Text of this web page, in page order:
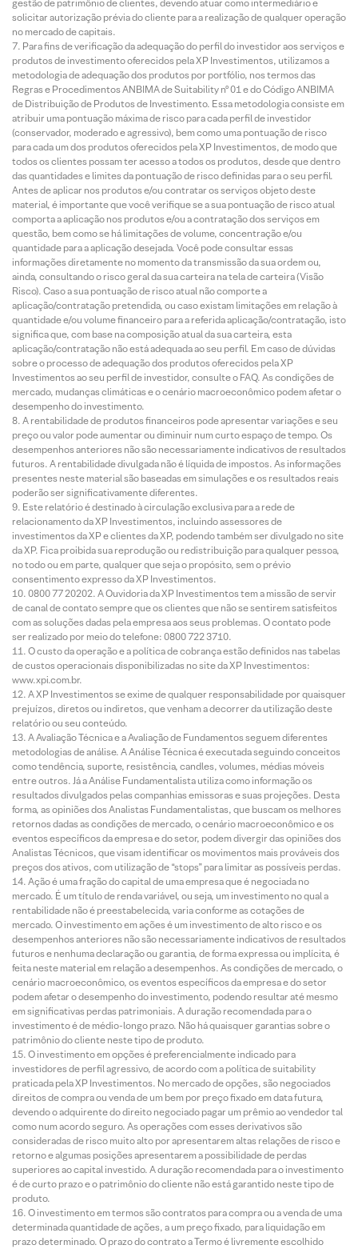
gestão de patrimônio de clientes, devendo atuar como intermediário e
solicitar autorização prévia do cliente para a realização de qualquer operação
no mercado de capitais.
Para fins de verificação da adequação do perfil do investidor aos serviços e
produtos de investimento oferecidos pela XP Investimentos, utilizamos a
metodologia de adequação dos produtos por portfólio, nos termos das
Regras e Procedimentos ANBIMA de Suitability nº 01 e do Código ANBIMA
de Distribuição de Produtos de Investimento. Essa metodologia consiste em
atribuir uma pontuação máxima de risco para cada perfil de investidor
(conservador, moderado e agressivo), bem como uma pontuação de risco
para cada um dos produtos oferecidos pela XP Investimentos, de modo que
todos os clientes possam ter acesso a todos os produtos, desde que dentro
das quantidades e limites da pontuação de risco definidas para o seu perfil.
Antes de aplicar nos produtos e/ou contratar os serviços objeto deste
material, é importante que você verifique se a sua pontuação de risco atual
comporta a aplicação nos produtos e/ou a contratação dos serviços em
questão, bem como se há limitações de volume, concentração e/ou
quantidade para a aplicação desejada. Você pode consultar essas
informações diretamente no momento da transmissão da sua ordem ou,
ainda, consultando o risco geral da sua carteira na tela de carteira (Visão
Risco). Caso a sua pontuação de risco atual não comporte a
aplicação/contratação pretendida, ou caso existam limitações em relação à
quantidade e/ou volume financeiro para a referida aplicação/contratação, isto
significa que, com base na composição atual da sua carteira, esta
aplicação/contratação não está adequada ao seu perfil. Em caso de dúvidas
sobre o processo de adequação dos produtos oferecidos pela XP
Investimentos ao seu perfil de investidor, consulte o FAQ. As condições de
mercado, mudanças climáticas e o cenário macroeconômico podem afetar o
desempenho do investimento.
A rentabilidade de produtos financeiros pode apresentar variações e seu
preço ou valor pode aumentar ou diminuir num curto espaço de tempo. Os
desempenhos anteriores não são necessariamente indicativos de resultados
futuros. A rentabilidade divulgada não é líquida de impostos. As informações
presentes neste material são baseadas em simulações e os resultados reais
poderão ser significativamente diferentes.
Este relatório é destinado à circulação exclusiva para a rede de
relacionamento da XP Investimentos, incluindo assessores de
investimentos da XP e clientes da XP, podendo também ser divulgado no site
da XP. Fica proibida sua reprodução ou redistribuição para qualquer pessoa,
no todo ou em parte, qualquer que seja o propósito, sem o prévio
consentimento expresso da XP Investimentos.
0800 77 20202. A Ouvidoria da XP Investimentos tem a missão de servir
de canal de contato sempre que os clientes que não se sentirem satisfeitos
com as soluções dadas pela empresa aos seus problemas. O contato pode
ser realizado por meio do telefone: 0800 722 3710.
O custo da operação e a política de cobrança estão definidos nas tabelas
de custos operacionais disponibilizadas no site da XP Investimentos:
www.xpi.com.br.
A XP Investimentos se exime de qualquer responsabilidade por quaisquer
prejuízos, diretos ou indiretos, que venham a decorrer da utilização deste
relatório ou seu conteúdo.
A Avaliação Técnica e a Avaliação de Fundamentos seguem diferentes
metodologias de análise. A Análise Técnica é executada seguindo conceitos
como tendência, suporte, resistência, candles, volumes, médias móveis
entre outros. Já a Análise Fundamentalista utiliza como informação os
resultados divulgados pelas companhias emissoras e suas projeções. Desta
forma, as opiniões dos Analistas Fundamentalistas, que buscam os melhores
retornos dadas as condições de mercado, o cenário macroeconômico e os
eventos específicos da empresa e do setor, podem divergir das opiniões dos
Analistas Técnicos, que visam identificar os movimentos mais prováveis dos
preços dos ativos, com utilização de “stops” para limitar as possíveis perdas.
Ação é uma fração do capital de uma empresa que é negociada no
mercado. É um título de renda variável, ou seja, um investimento no qual a
rentabilidade não é preestabelecida, varia conforme as cotações de
mercado. O investimento em ações é um investimento de alto risco e os
desempenhos anteriores não são necessariamente indicativos de resultados
futuros e nenhuma declaração ou garantia, de forma expressa ou implícita, é
feita neste material em relação a desempenhos. As condições de mercado, o
cenário macroeconômico, os eventos específicos da empresa e do setor
podem afetar o desempenho do investimento, podendo resultar até mesmo
em significativas perdas patrimoniais. A duração recomendada para o
investimento é de médio-longo prazo. Não há quaisquer garantias sobre o
patrimônio do cliente neste tipo de produto.
O investimento em opções é preferencialmente indicado para
investidores de perfil agressivo, de acordo com a política de suitability
praticada pela XP Investimentos. No mercado de opções, são negociados
direitos de compra ou venda de um bem por preço fixado em data futura,
devendo o adquirente do direito negociado pagar um prêmio ao vendedor tal
como num acordo seguro. As operações com esses derivativos são
consideradas de risco muito alto por apresentarem altas relações de risco e
retorno e algumas posições apresentarem a possibilidade de perdas
superiores ao capital investido. A duração recomendada para o investimento
é de curto prazo e o patrimônio do cliente não está garantido neste tipo de
produto.
O investimento em termos são contratos para compra ou a venda de uma
determinada quantidade de ações, a um preço fixado, para liquidação em
prazo determinado. O prazo do contrato a Termo é livremente escolhido